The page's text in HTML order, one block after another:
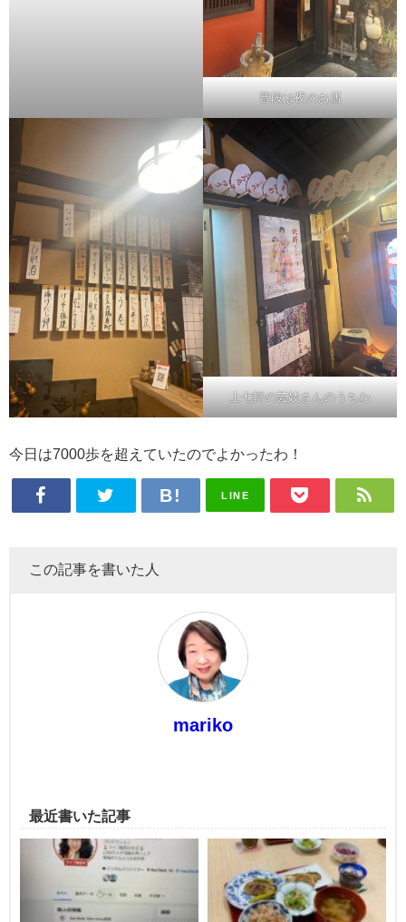
普段は夜のお店
上七軒の芸妓さんのうちわ
今日は7000歩を超えていたのでよかったわ！
LINE
この記事を書いた人
mariko
最近書いた記事